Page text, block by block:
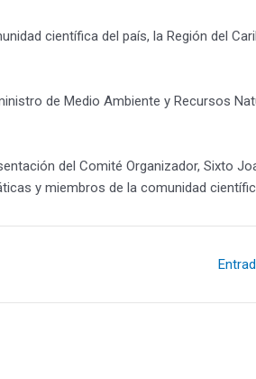
científica del país, la Región del
de Medio Ambiente y Recursos
del Comité Organizador, Sixto
y miembros de la comunidad